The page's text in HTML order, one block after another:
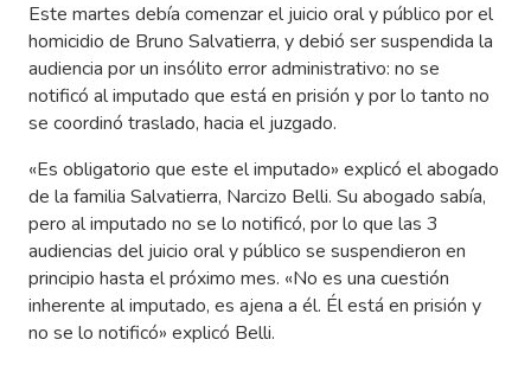
Este martes debía comenzar el juicio oral y público por el
homicidio de Bruno Salvatierra, y debió ser suspendida la
audiencia por un insólito error administrativo: no se
notificó al imputado que está en prisión y por lo tanto no
se coordinó traslado, hacia el juzgado.
«Es obligatorio que este el imputado» explicó el abogado
de la familia Salvatierra, Narcizo Belli. Su abogado sabía,
pero al imputado no se lo notificó, por lo que las 3
audiencias del juicio oral y público se suspendieron en
principio hasta el próximo mes. «No es una cuestión
inherente al imputado, es ajena a él. Él está en prisión y
no se lo notificó» explicó Belli.